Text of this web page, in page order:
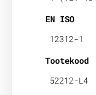
EN ISO
12312-1
Tootekood
52212-L4